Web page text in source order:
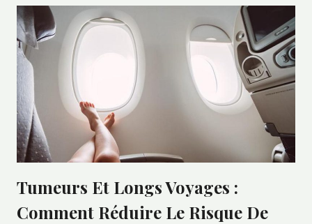
Tumeurs Et Longs Voyages :
Comment Réduire Le Risque De